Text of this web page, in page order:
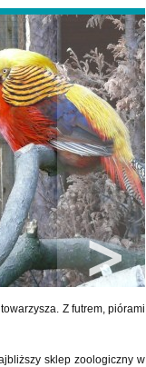
Z futrem, piórami
sklep zoologiczny w